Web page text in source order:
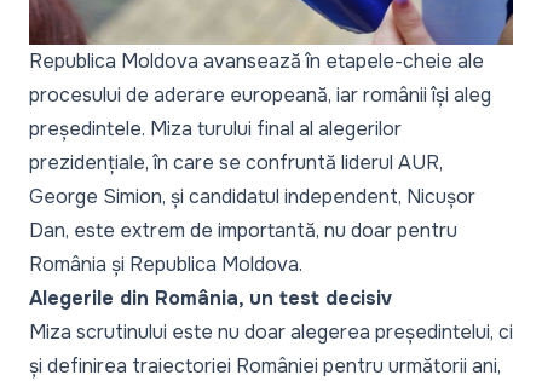
Republica Moldova avansează în etapele-cheie ale
procesului de aderare europeană, iar românii își aleg
președintele. Miza turului final al alegerilor
prezidențiale, în care se confruntă liderul AUR,
George Simion, și candidatul independent, Nicușor
Dan, este extrem de importantă, nu doar pentru
România și Republica Moldova.
Alegerile din România, un test decisiv
Miza scrutinului este nu doar alegerea președintelui, ci
și definirea traiectoriei României pentru următorii ani,